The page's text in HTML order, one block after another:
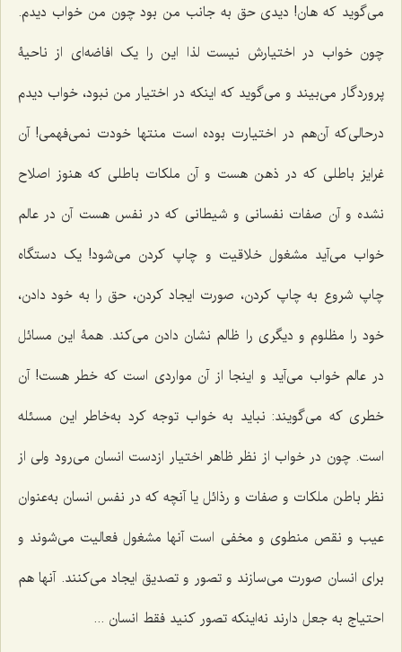
می‌گوید که هان! دیدی حق به جانب من بود چون من خواب دیدم.
چون خواب در اختیارش نیست لذا این را یک افاضه‌ای از ناحیۀ
پروردگار می‌بیند و می‌گوید که اینکه در اختیار من نبود، خواب دیدم
درحالی‌که آن‌هم در اختیارت بوده است منتها خودت نمی‌فهمی! آن
غرایز باطلی که در ذهن هست و آن ملکات باطلی که هنوز اصلاح
نشده و آن صفات نفسانی و شیطانی که در نفس هست آن در عالم
خواب می‌آید مشغول خلاقیت و چاپ کردن می‌شود! یک دستگاه
چاپ شروع به چاپ کردن، صورت ایجاد کردن، حق را به خود دادن،
خود را مظلوم و دیگری را ظالم نشان دادن می‌کند. همۀ این مسائل
در عالم خواب می‌آید و اینجا از آن مواردی است که خطر هست! آن
خطری که می‌گویند: نباید به خواب توجه کرد به‌خاطر این مسئله
است. چون در خواب از نظر ظاهر اختیار ازدست انسان می‌رود ولی از
نظر باطن ملکات و صفات و رذائل یا آنچه که در نفس انسان به‌عنوان
عیب و نقص منطوی و مخفی است آنها مشغول فعالیت می‌شوند و
برای انسان صورت می‌سازند و تصور و تصدیق ایجاد می‌کنند. آنها هم
احتیاج به جعل دارند نه‌اینکه تصور کنید فقط انسان ...